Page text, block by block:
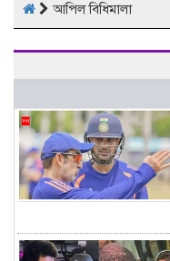
আপিল বিধিমালা